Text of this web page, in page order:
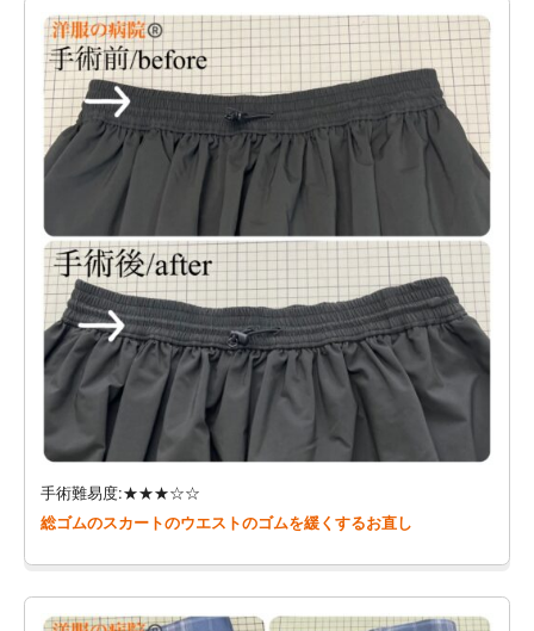
手術難易度:★★★☆☆
総ゴムのスカートのウエストのゴムを緩くするお直し